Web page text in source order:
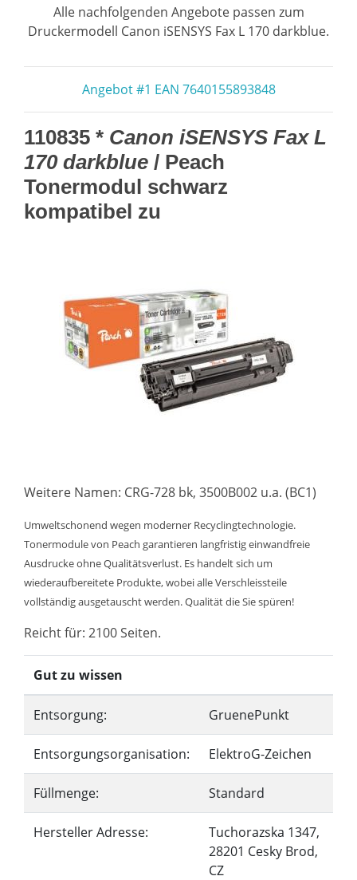
Alle nachfolgenden Angebote passen zum
Druckermodell Canon iSENSYS Fax L 170 darkblue.
Angebot #1 EAN 7640155893848
110835 * Canon iSENSYS Fax L
170 darkblue / Peach
Tonermodul schwarz
kompatibel zu
Weitere Namen: CRG-728 bk, 3500B002 u.a. (BC1)
Umweltschonend wegen moderner Recyclingtechnologie.
Tonermodule von Peach garantieren langfristig einwandfreie
Ausdrucke ohne Qualitätsverlust. Es handelt sich um
wiederaufbereitete Produkte, wobei alle Verschleissteile
vollständig ausgetauscht werden. Qualität die Sie spüren!
Reicht für: 2100 Seiten.
Gut zu wissen
Entsorgung: GruenePunkt
Entsorgungsorganisation: ElektroG-Zeichen
Füllmenge: Standard
Hersteller Adresse:
Tuchorazska 1347,
28201 Cesky Brod,
CZ